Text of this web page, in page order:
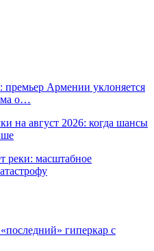
премьер Армении уклоняется
о…
на август 2026: когда шансы
реки: масштабное
гиперкар с